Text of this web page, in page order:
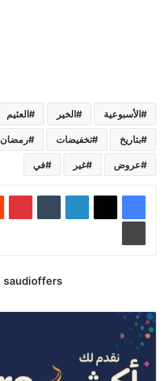
الأسبوعية الخير العثيم
بتاريخ تخفيضات رمضان
عروض غير في
لينكدإن بينتيريست
saudioffers